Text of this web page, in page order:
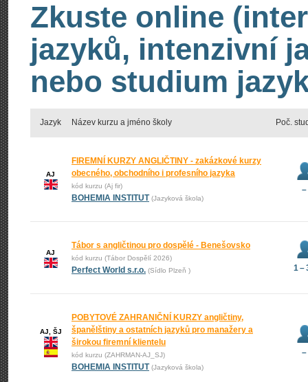
Zkuste online
jazyků, intenzivní
nebo studium
Jazyk Název kurzu a jméno školy Poč.
AJ
FIREMNÍ KURZY ANGLIČTINY - zakázkové kurzy
obecného, obchodního i profesního jazyka
kód kurzu (Aj fir)
BOHEMIA INSTITUT (Jazyková škola)
–
AJ
Tábor s angličtinou pro dospělé - Benešovsko
kód kurzu (Tábor Dospělí 2026)
Perfect World s.r.o. (Sídlo Plzeň ) 1 –
AJ, ŠJ
POBYTOVÉ ZAHRANIČNÍ KURZY angličtiny,
španělštiny a ostatních jazyků pro manažery a
širokou firemní klientelu
kód kurzu (ZAHRMAN-AJ_SJ)
BOHEMIA INSTITUT (Jazyková škola)
–